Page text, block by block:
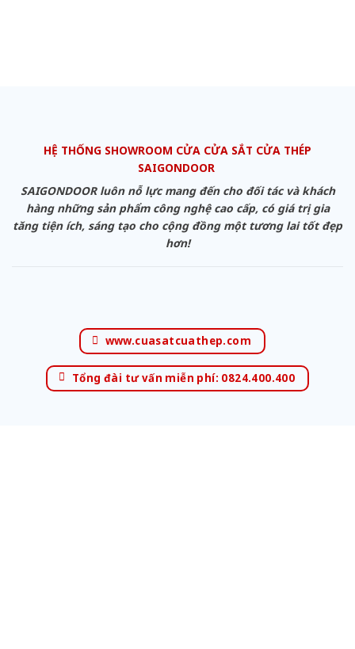
HỆ THỐNG SHOWROOM CỬA CỬA SẮT CỬA THÉP
SAIGONDOOR
SAIGONDOOR luôn nỗ lực mang đến cho đối tác và khách
hàng những sản phẩm công nghệ cao cấp, có giá trị gia
tăng tiện ích, sáng tạo cho cộng đồng một tương lai tốt đẹp
hơn!
www.cuasatcuathep.com
Tổng đài tư vấn miễn phí: 0824.400.400